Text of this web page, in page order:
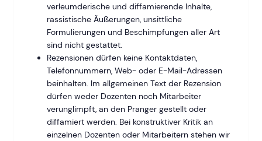
verleumderische und diffamierende Inhalte,
rassistische Äußerungen, unsittliche
Formulierungen und Beschimpfungen aller Art
sind nicht gestattet.
Rezensionen dürfen keine Kontaktdaten,
Telefonnummern, Web- oder E-Mail-Adressen
beinhalten. Im allgemeinen Text der Rezension
dürfen weder Dozenten noch Mitarbeiter
verunglimpft, an den Pranger gestellt oder
diffamiert werden. Bei konstruktiver Kritik an
einzelnen Dozenten oder Mitarbeitern stehen wir